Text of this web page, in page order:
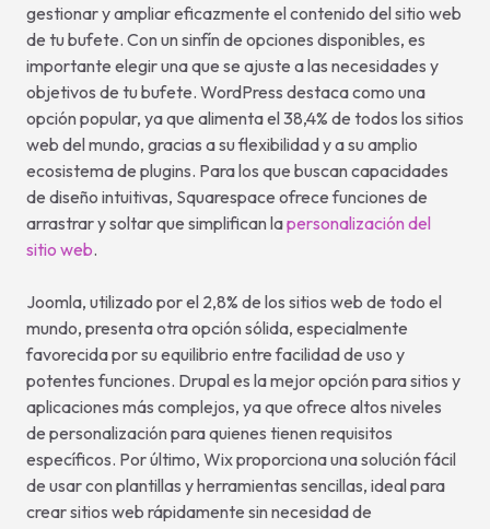
gestionar y ampliar eficazmente el contenido del sitio web
de tu bufete. Con un sinfín de opciones disponibles, es
importante elegir una que se ajuste a las necesidades y
objetivos de tu bufete. WordPress destaca como una
opción popular, ya que alimenta el 38,4% de todos los sitios
web del mundo, gracias a su flexibilidad y a su amplio
ecosistema de plugins. Para los que buscan capacidades
de diseño intuitivas, Squarespace ofrece funciones de
arrastrar y soltar que simplifican lapersonalización del
sitio web.
Joomla, utilizado por el 2,8% de los sitios web de todo el
mundo, presenta otra opción sólida, especialmente
favorecida por su equilibrio entre facilidad de uso y
potentes funciones. Drupal es la mejor opción para sitios y
aplicaciones más complejos, ya que ofrece altos niveles
de personalización para quienes tienen requisitos
específicos. Por último, Wix proporciona una solución fácil
de usar con plantillas y herramientas sencillas, ideal para
crear sitios web rápidamente sin necesidad de